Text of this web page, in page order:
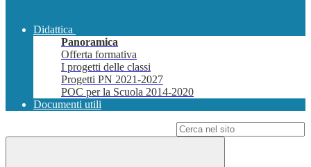
Didattica
Panoramica
Offerta formativa
I progetti delle classi
Progetti PN 2021-2027
POC per la Scuola 2014-2020
Documenti utili